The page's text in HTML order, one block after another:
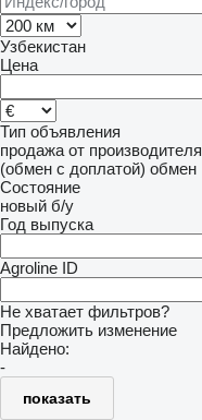
Узбекистан
Цена
Тип объявления
продажа от производителя
(обмен с доплатой) обмен
Состояние
новый б/у
Год выпуска
Agroline ID
Не хватает фильтров?
Предложить изменение
Найдено:
-
показать